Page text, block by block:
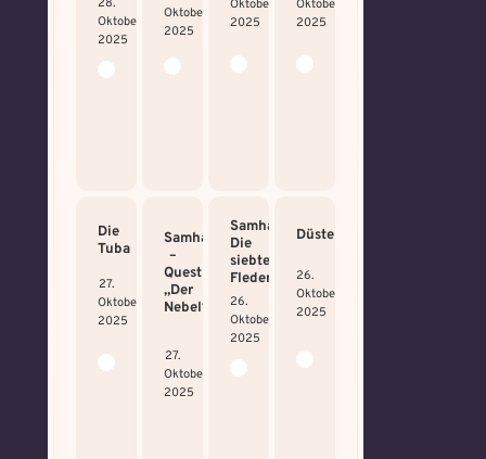
28.
Oktober
2025
Oktober
2025
Oktober
2025
Oktober
2025
Die
Tuba
27.
Oktober
2025
Samhain
–
Quest
„Der
Nebel“
27.
Oktober
2025
Samhain:
Die
siebte
Fledermaus!
26.
Oktober
2025
Düsterwald
26.
Oktober
2025